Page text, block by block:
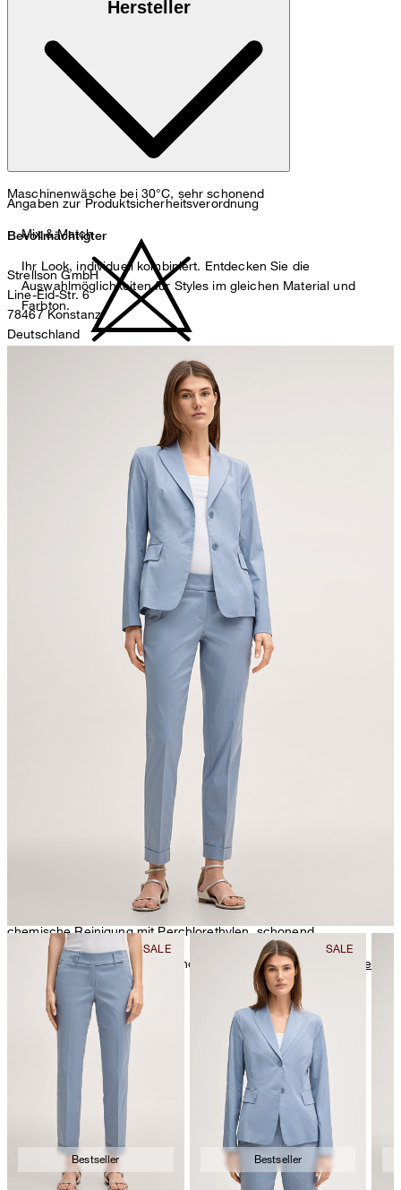
Maschinenwäsche bei 30°C, sehr schonend
nicht Trommeltrocknen
Bügeln bei geringer Temperatur
chemische Reinigung mit Perchlorethylen, schonend
Weitere Pflegeinformationen finden Sie unter:Unsere Qualitäten:
Baumwolle
Hersteller
Angaben zur Produktsicherheitsverordnung
Bevollmächtigter
Strellson GmbH
Line-Eid-Str. 6
78467 Konstanz
Deutschland
Sonnenwiesenstrasse 21
Mix & Match
Ihr Look, individuell kombiniert. Entdecken Sie die
Auswahlmöglichkeiten für Styles im gleichen Material und
Farbton.
Bestseller Bestseller